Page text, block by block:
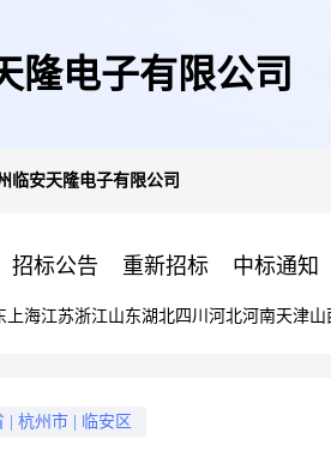
隆电子有限公司
临安天隆电子有限公司
招标公告 重新招标 中标通知
上海江苏浙江山东湖北四川 河北河南天津山
杭州市 临安区